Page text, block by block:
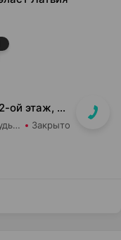
пр-т Независимости 58, пом. 219 (2-ой этаж, ТЦ Московско-Венский)
НПК Биотест Ортопедический салон "Будь в тонусе" Закрыто